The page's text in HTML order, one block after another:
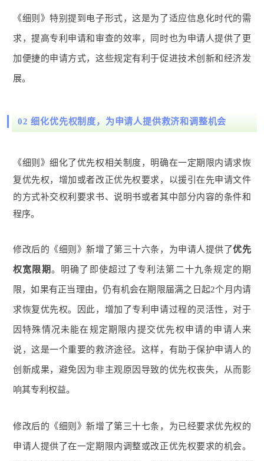
《细则》特别提到电子形式，这是为了适应信息化时代的需
求，提高专利申请和审查的效率，同时也为申请人提供了更
加便捷的申请方式，这些规定有利于促进技术创新和经济发
展。
02细化优先权制度，为申请人提供救济和调整机会
《细则》细化了优先权相关制度，明确在一定期限内请求恢
复优先权，增加或者改正优先权要求，以援引在先申请文件
的方式补交权利要求书、说明书或者其中部分内容的条件和
程序。
修改后的《细则》新增了第三十六条，为申请人提供了优先
权宽限期。明确了即使超过了专利法第二十九条规定的期
限，如果有正当理由，仍有机会在期限届满之日起2个月内请
求恢复优先权。因此，增加了专利申请过程的灵活性，对于
因特殊情况未能在规定期限内提交优先权申请的申请人来
说，这是一个重要的救济途径。这样，有助于保护申请人的
创新成果，避免因为非主观原因导致的优先权丧失，从而影
响其专利权益。
修改后的《细则》新增了第三十七条，为已经要求优先权的
申请人提供了在一定期限内调整或改正优先权要求的机会。